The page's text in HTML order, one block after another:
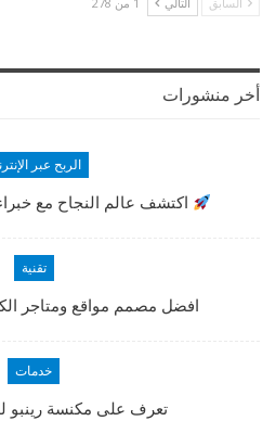
أخر منشورات
الربح عبر
اكتشف عالم النجاح مع
تقنية
افضل مصمم مواقع ومتاجر
خدمات
تعرف على مكنسة رينبو